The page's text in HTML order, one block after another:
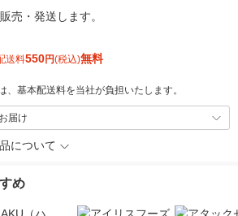
売・発送します。
送料550円(税込)無料
、基本配送料を当社が負担いたします。
届け
について
め